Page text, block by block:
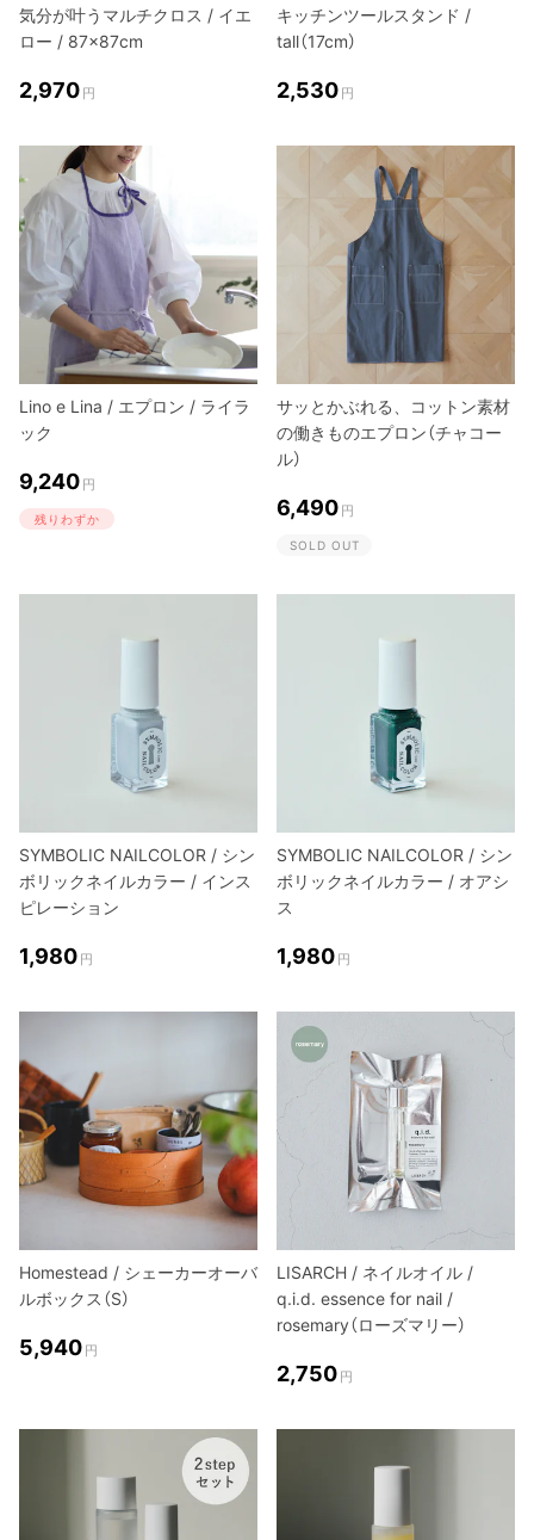
気分が叶うマルチクロス / イエ
ロー / 87×87cm
2,970 円
キッチンツールスタンド /
tall（17cm）
2,530 円
Lino e Lina / エプロン / ライラ
ック
9,240 円
残りわずか
サッとかぶれる、コットン素材
の働きものエプロン（チャコー
ル）
6,490 円
SOLD OUT
SYMBOLIC NAILCOLOR / シン
ボリックネイルカラー / インス
ピレーション
1,980 円
SYMBOLIC NAILCOLOR / シン
ボリックネイルカラー / オアシ
ス
1,980 円
Homestead / シェーカーオーバ
ルボックス（S）
5,940 円
LISARCH / ネイルオイル /
q.i.d. essence for nail /
rosemary（ローズマリー）
2,750 円